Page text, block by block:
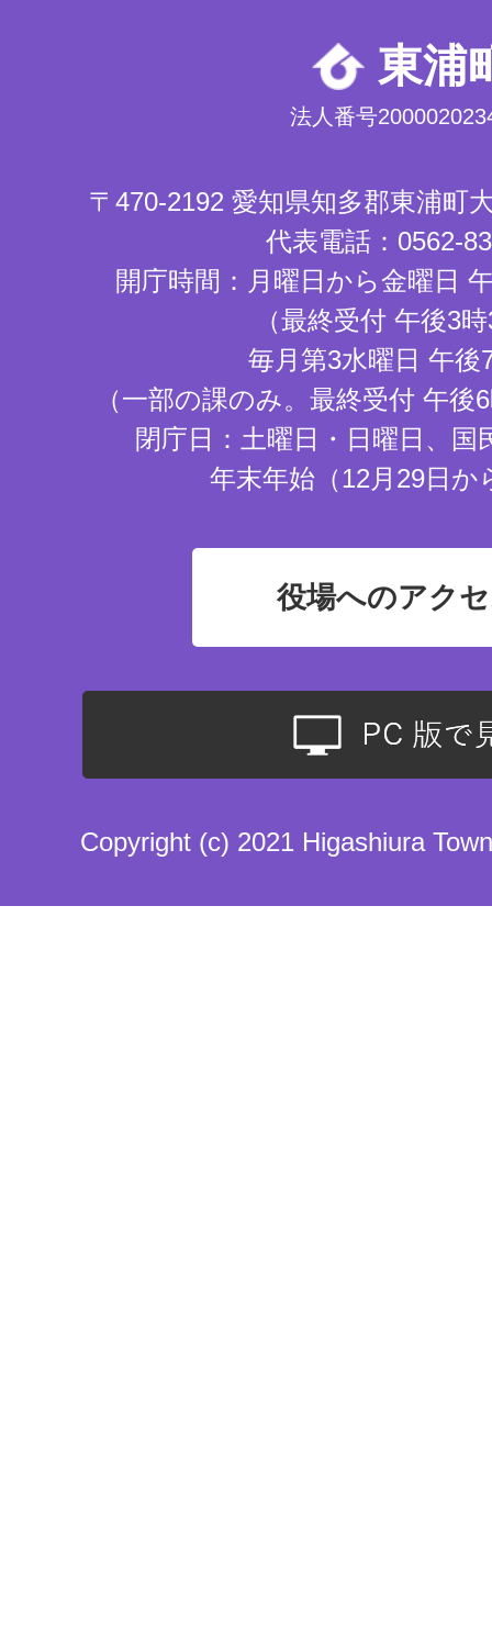
東浦
法人番号
〒470-2192 愛知県知多郡東浦町
代表電話：0562-
開庁時間：月曜日から金曜日
（最終受付 午後3
毎月第3水曜日 午後
（一部の課のみ。最終受付 午
閉庁日：土曜日・日曜日、国
年末年始（12月29日か
役場へのアク
Copyright (c) 2021 Higashiura